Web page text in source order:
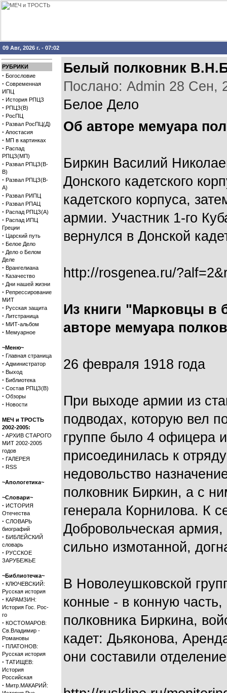
09 Авг, 2026 г. - 07:02
РУБРИКИ
· Богословие
· Современная
ИПЦ
· История РПЦЗ
· РПЦЗ(В)
· РосПЦ
· Развал РосПЦ(Д)
· Апостасия
· МП в картинках
· Распад
РПЦЗ(МП)
· Развал РПЦЗ(В-
В)
· Развал РПЦЗ(В-
А)
· Развал РИПЦ
· Развал РПАЦ
· Распад РПЦЗ(А)
· Распад ИПЦ
Греции
· Царский путь
· Белое Дело
· Дело о Белом
Деле
· Врангелиана
· Казачество
· Дни нашей жизни
· Репрессирование
МИТ
· Русская защита
· Литстраница
· МИТ-альбом
· Мемуарное
~Меню~
· Главная страница
· Администратор
· Выход
· Библиотека
· Состав РПЦЗ(В)
· Обзоры
· Новости
МЕЧ и ТРОСТЬ
2002-2005:
· АРХИВ СТАРОГО
МИТ 2002-2005
годов
· ГАЛЕРЕЯ
· RSS
~Апологетика~
~Словари~
· ИСТОРИЯ
Отечества
· СЛОВАРЬ
биографий
· БИБЛЕЙСКИЙ
словарь
· РУССКОЕ
ЗАРУБЕЖЬЕ
~Библиотечка~
· КЛЮЧЕВСКИЙ:
Русская история
· КАРАМЗИН:
История Гос. Рос-
го
· КОСТОМАРОВ:
Св.Владимир -
Романовы
· ПЛАТОНОВ:
Русская история
· ТАТИЩЕВ:
История
Российская
· Митр.МАКАРИЙ:
Белый полковник
Послано: Admin 28 Сен,
Белое Дело
Об авторе мемуара
Биркин Василий
Донского кадетского
кадетского корпуса,
армии. Участник 1-го
вернулся в Донской
http://rosgenea.ru/
Из книги "Марковцы в
авторе мемуара
26 февраля 1918 года
При выходе армии из
подводах, которую вел
группе было 4 офицера
присоединилась к
недовольство
полковник Биркин, а с
генерала Корнилова. К
Добровольческая
сильно измотанной,
В Новолеушковской
конные - в конную
полковника Биркина,
кадет: Дьяконова,
они составили